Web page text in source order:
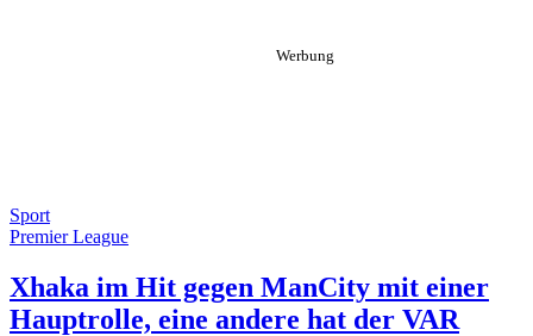
Sport
Premier League
Xhaka im Hit gegen ManCity mit einer
Hauptrolle, eine andere hat der VAR